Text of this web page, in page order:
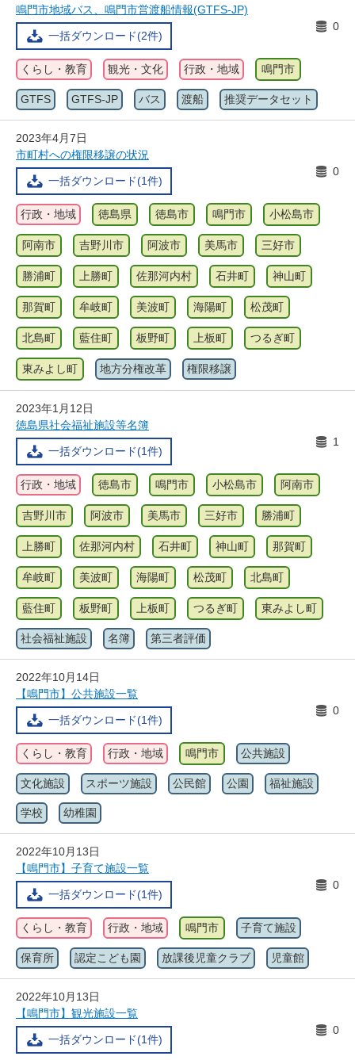
鳴門市地域バス、鳴門市営渡船情報(GTFS-JP)
一括ダウンロード(2件)
0
くらし・教育 観光・文化 行政・地域 鳴門市
GTFS GTFS-JP バス 渡船 推奨データセット
2023年4月7日
市町村への権限移譲の状況
一括ダウンロード(1件)
0
行政・地域 徳島県 徳島市 鳴門市 小松島市
阿南市 吉野川市 阿波市 美馬市 三好市
勝浦町 上勝町 佐那河内村 石井町 神山町
那賀町 牟岐町 美波町 海陽町 松茂町
北島町 藍住町 板野町 上板町 つるぎ町
東みよし町 地方分権改革 権限移譲
2023年1月12日
徳島県社会福祉施設等名簿
一括ダウンロード(1件)
1
行政・地域 徳島市 鳴門市 小松島市 阿南市
吉野川市 阿波市 美馬市 三好市 勝浦町
上勝町 佐那河内村 石井町 神山町 那賀町
牟岐町 美波町 海陽町 松茂町 北島町
藍住町 板野町 上板町 つるぎ町 東みよし町
社会福祉施設 名簿 第三者評価
2022年10月14日
【鳴門市】公共施設一覧
一括ダウンロード(1件)
0
くらし・教育 行政・地域 鳴門市 公共施設
文化施設 スポーツ施設 公民館 公園 福祉施設
学校 幼稚園
2022年10月13日
【鳴門市】子育て施設一覧
一括ダウンロード(1件)
0
くらし・教育 行政・地域 鳴門市 子育て施設
保育所 認定こども園 放課後児童クラブ 児童館
2022年10月13日
【鳴門市】観光施設一覧
一括ダウンロード(1件)
0